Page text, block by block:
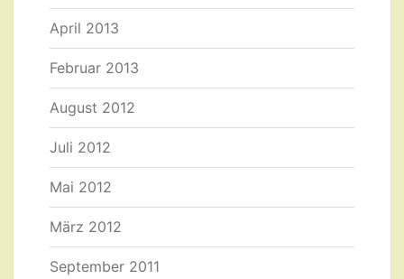
April 2013
Februar 2013
August 2012
Juli 2012
Mai 2012
März 2012
September 2011